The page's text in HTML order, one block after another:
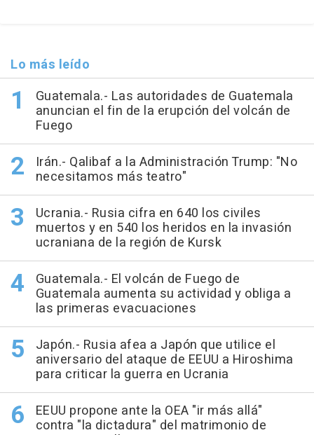
Lo más leído
Guatemala.- Las autoridades de Guatemala
anuncian el fin de la erupción del volcán de
Fuego
Irán.- Qalibaf a la Administración Trump: "No
necesitamos más teatro"
Ucrania.- Rusia cifra en 640 los civiles
muertos y en 540 los heridos en la invasión
ucraniana de la región de Kursk
Guatemala.- El volcán de Fuego de
Guatemala aumenta su actividad y obliga a
las primeras evacuaciones
Japón.- Rusia afea a Japón que utilice el
aniversario del ataque de EEUU a Hiroshima
para criticar la guerra en Ucrania
EEUU propone ante la OEA "ir más allá"
contra "la dictadura" del matrimonio de